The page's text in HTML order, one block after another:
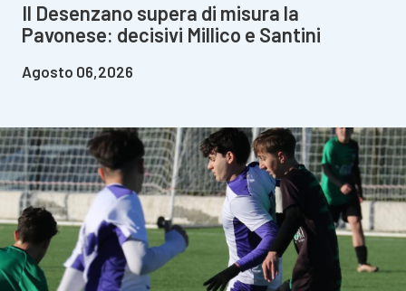
Il Desenzano supera di misura la
Pavonese: decisivi Millico e Santini
Agosto 06,2026